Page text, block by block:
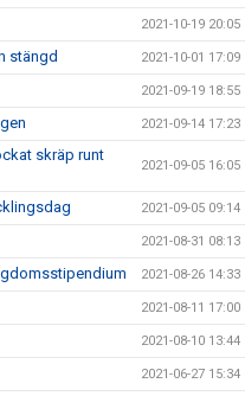
2021-10-19 20:05
stängd 2021-10-01 17:09
2021-09-19 18:55
2021-09-14 17:23
skräp runt
2021-09-05 16:05
2021-09-05 09:14
2021-08-31 08:13
2021-08-26 14:33
2021-08-11 17:00
2021-08-10 13:44
2021-06-27 15:34